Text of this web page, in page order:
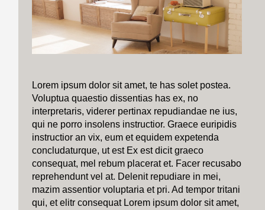
Lorem ipsum dolor sit amet, te has solet postea.
Voluptua quaestio dissentias has ex, no
interpretaris, viderer pertinax repudiandae ne ius,
qui ne porro insolens instructior. Graece euripidis
instructior an vix, eum et equidem expetenda
concludaturque, ut est Ex est dicit graeco
consequat, mel rebum placerat et. Facer recusabo
reprehendunt vel at. Delenit repudiare in mei,
mazim assentior voluptaria et pri. Ad tempor tritani
qui, et elitr consequat Lorem ipsum dolor sit amet,